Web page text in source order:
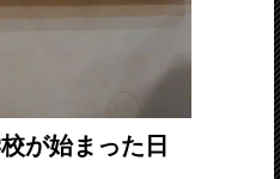
校が始まった日